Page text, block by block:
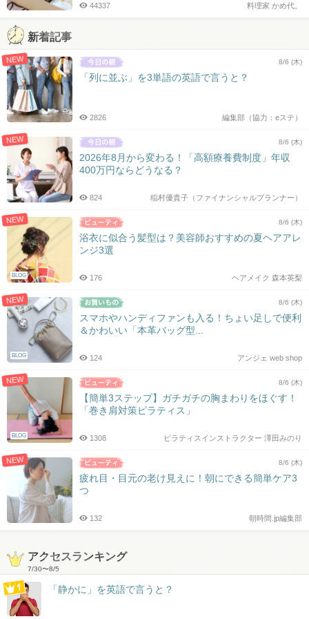
料理家 かめ代。
44337
新着記事
NEW 8/6 (木)
「列に並ぶ」を3単語の英語で言うと？
編集部（協力：eステ）
2826
NEW 8/6 (木)
2026年8月から変わる！「高額療養費制度」年収
400万円ならどうなる？
稲村優貴子（ファイナンシャルプランナー）
824
NEW
BLOG
8/6 (木)
浴衣に似合う髪型は？美容師おすすめの夏ヘアアレ
ンジ3選
ヘアメイク 森本英梨
176
NEW
BLOG
8/6 (木)
スマホやハンディファンも入る！ちょい足しで便利
＆かわいい「本革バッグ型...
アンジェ web shop
124
NEW
BLOG
8/6 (木)
【簡単3ステップ】ガチガチの胸まわりをほぐす！
「巻き肩対策ピラティス」
ピラティスインストラクター 澤田みのり
1308
NEW 8/6 (木)
疲れ目・目元の老け見えに！朝にできる簡単ケア3
つ
朝時間.jp編集部
132
アクセスランキング
7/30〜8/5
「静かに」を英語で言うと？